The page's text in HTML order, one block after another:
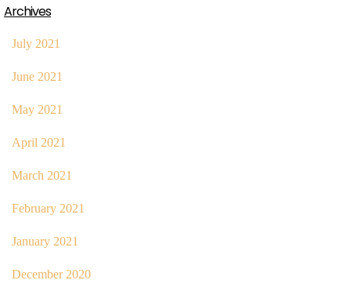
Archives
July 2021
June 2021
May 2021
April 2021
March 2021
February 2021
January 2021
December 2020